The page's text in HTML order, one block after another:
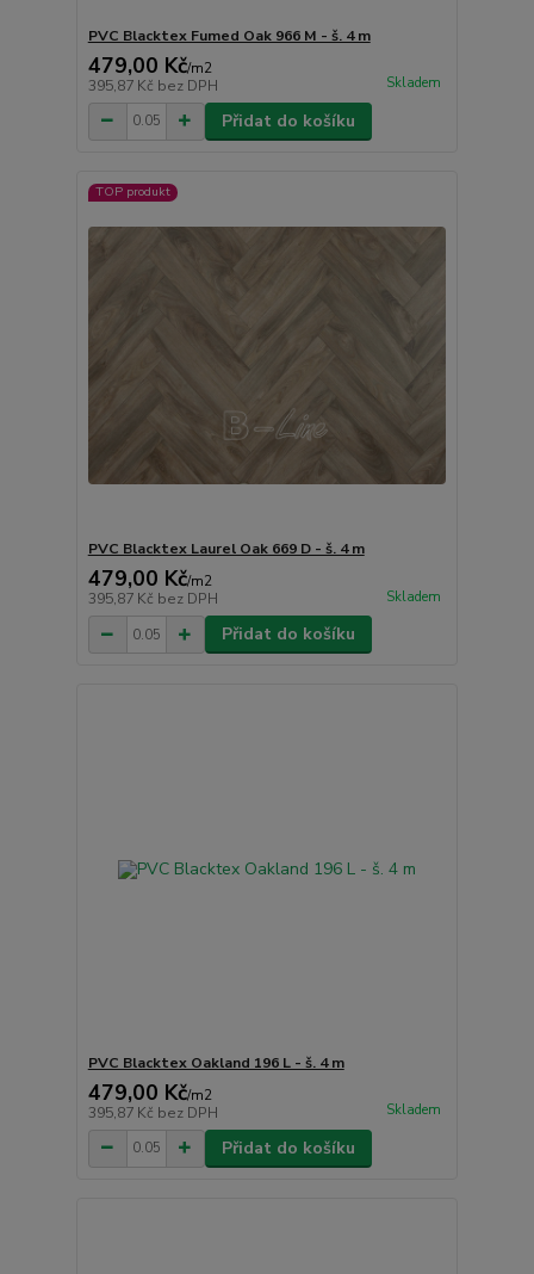
PVC Blacktex Fumed Oak 966 M - š. 4 m
479,00 Kč/m2
395,87 Kč bez DPH Skladem
Přidat do košíku
TOP produkt
PVC Blacktex Laurel Oak 669 D - š. 4 m
479,00 Kč/m2
395,87 Kč bez DPH Skladem
Přidat do košíku
PVC Blacktex Oakland 196 L - š. 4 m
479,00 Kč/m2
395,87 Kč bez DPH Skladem
Přidat do košíku